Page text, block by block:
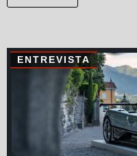
ENTREVISTA